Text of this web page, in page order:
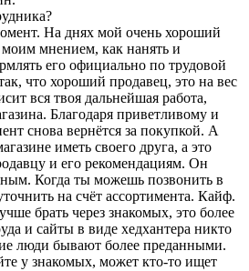
На днях мой очень хороший
моим мнением, как нанять и
его официально по трудовой
что хороший продавец, это на вес
вся твоя дальнейшая работа,
Благодаря приветливому и
снова вернётся за покупкой. А
иметь своего друга, а это
и его рекомендациям. Он
Когда ты можешь позвонить в
на счёт ассортимента. Кайф.
брать через знакомых, это более
и сайты в виде хедхантера никто
люди бывают более преданными.
у знакомых, может кто-то ищет